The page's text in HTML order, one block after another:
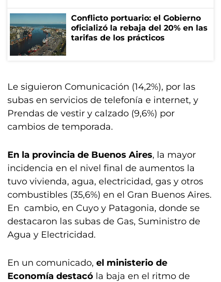
Conflicto portuario: el Gobierno
oficializó la rebaja del 20% en las
tarifas de los prácticos
Le siguieron Comunicación (14,2%), por las
subas en servicios de telefonía e internet, y
Prendas de vestir y calzado (9,6%) por
cambios de temporada.
En la provincia de Buenos Aires, la mayor
incidencia en el nivel final de aumentos la
tuvo vivienda, agua, electricidad, gas y otros
combustibles (35,6%) en el Gran Buenos Aires.
En cambio, en Cuyo y Patagonia, donde se
destacaron las subas de Gas, Suministro de
Agua y Electricidad.
En un comunicado, el ministerio de
Economía destacó la baja en el ritmo de